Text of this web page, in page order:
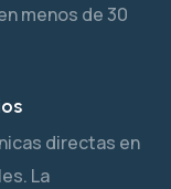
menos de 30
directas en
La